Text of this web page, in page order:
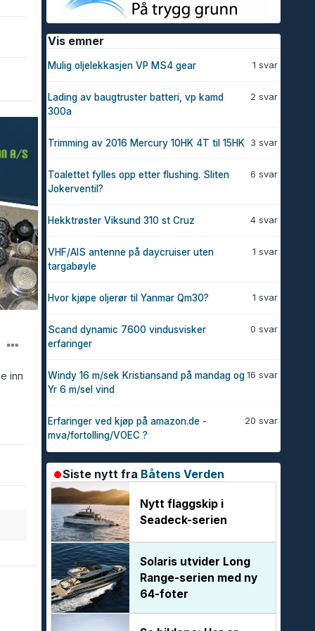
inn
Vis emner
1 svar
Mulig oljelekkasjen VP MS4 gear
2 svar
Lading av baugtruster batteri, vp kamd
300a
3 svar
Trimming av 2016 Mercury 10HK 4T til 15HK
6 svar
Toalettet fylles opp etter flushing. Sliten
Jokerventil?
4 svar
Hekktrøster Viksund 310 st Cruz
1 svar
VHF/AIS antenne på daycruiser uten
targabøyle
1 svar
Hvor kjøpe oljerør til Yanmar Qm30?
0 svar
Scand dynamic 7600 vindusvisker
erfaringer
16 svar
Windy 16 m/sek Kristiansand på mandag og
Yr 6 m/sel vind
20 svar
Erfaringer ved kjøp på amazon.de -
mva/fortolling/VOEC ?
Siste nytt fra Båtens Verden
Nytt flaggskip i
Seadeck-serien
Solaris utvider Long
Range-serien med ny
64-foter